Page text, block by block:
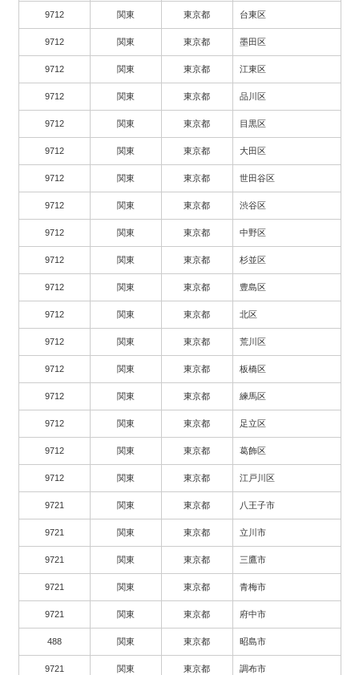
9712 関東 東京都 台東区
9712 関東 東京都 墨田区
9712 関東 東京都 江東区
9712 関東 東京都 品川区
9712 関東 東京都 目黒区
9712 関東 東京都 大田区
9712 関東 東京都 世田谷区
9712 関東 東京都 渋谷区
9712 関東 東京都 中野区
9712 関東 東京都 杉並区
9712 関東 東京都 豊島区
9712 関東 東京都 北区
9712 関東 東京都 荒川区
9712 関東 東京都 板橋区
9712 関東 東京都 練馬区
9712 関東 東京都 足立区
9712 関東 東京都 葛飾区
9712 関東 東京都 江戸川区
9721 関東 東京都 八王子市
9721 関東 東京都 立川市
9721 関東 東京都 三鷹市
9721 関東 東京都 青梅市
9721 関東 東京都 府中市
488 関東 東京都 昭島市
9721 関東 東京都 調布市